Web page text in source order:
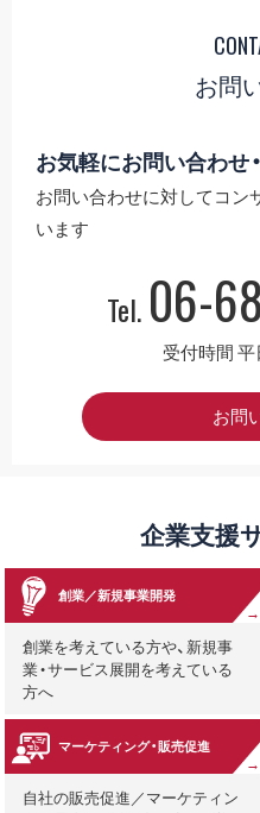
お問
お気軽にお問い合わせ
お問い合わせに対してコン
います
Tel. 06-
受付時間
お問
企業支援
創業／新規事業開発
創業を考えている方や、新規事
業・サービス展開を考えている
方へ
マーケティング・販売促進
自社の販売促進／マーケティン